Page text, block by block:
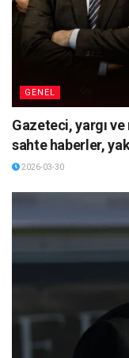
GENEL
Gazeteci, yargı
sahte haberler,
2026-03-30